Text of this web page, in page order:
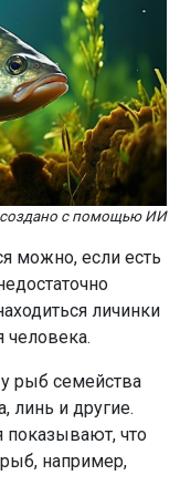
с помощью ИИ
можно, если есть
личинки
человека.
у рыб семейства
линь и другие.
что
например,